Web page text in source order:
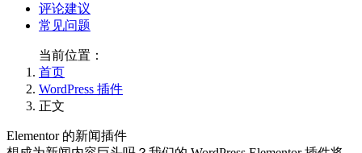
评论建议
常见问题
当前位置：
首页
WordPress 插件
正文
Elementor 的新闻插件